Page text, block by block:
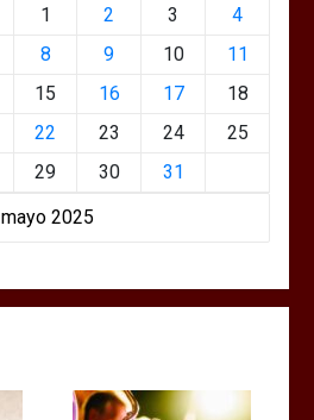
mayo 2025
1 2 3
4
8 9 10
11
15 16 17
18
22 23 24
25
29 30 31